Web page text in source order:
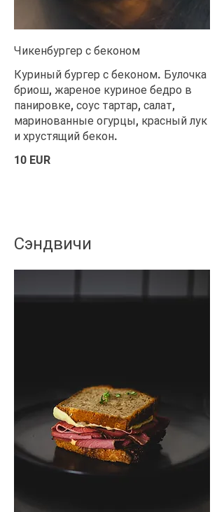
Чикенбургер с беконом
Куриный бургер с беконом. Булочка
бриош, жареное куриное бедро в
панировке, соус тартар, салат,
маринованные огурцы, красный лук
и хрустящий бекон.
10 EUR
Сэндвичи